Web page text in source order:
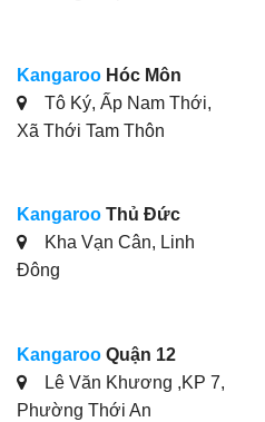
Kangaroo Hóc Môn
Tô Ký, Ấp Nam Thới,
Xã Thới Tam Thôn
Kangaroo Thủ Đức
Kha Vạn Cân, Linh
Đông
Kangaroo Quận 12
Lê Văn Khương ,KP 7,
Phường Thới An